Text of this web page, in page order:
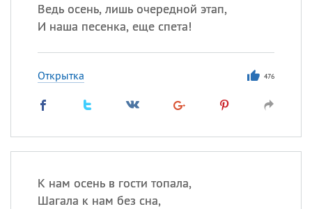
Ведь осень, лишь очередной этап,
И наша песенка, еще спета!
Открытка 476
К нам осень в гости топала,
Шагала к нам без сна,